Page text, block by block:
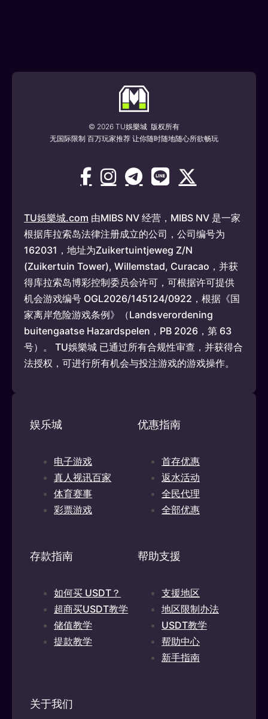
© 2026 TU娛樂城 版权所有
无国际限制 百万玩家推荐 让你随时随地随心所欲畅玩
TU娛樂城.com 由MIBS NV 经营，MIBS NV 是一家
根据库拉索岛法律注册成立的公司，公司编号为
162031，地址为Zuikertuintjeweg Z/N
(Zuikertuin Tower), Willemstad, Curacao，并获
得库拉索岛博彩控制委员会许可，可根据许可提供
机会游戏编号 OGL2026/145124/0922，根据《国
家离岸危险游戏条例》（Landsverordening
buitengaatse Hazardspelen，PB 2026，第 63
号）。 TU娛樂城 已通过所有合规性审查，并获得合
法授权，可进行所有机会与投注游戏的游戏操作。
娱乐城
电子游戏
真人视讯百家
体育赛事
彩票游戏
优惠指南
首存优惠
返水活动
全民代理
全部优惠
存款指南
如何买 USDT？
超商买USDT教学
储值教学
提款教学
帮助支援
支援地区
地区限制办法
USDT教学
帮助中心
新手指南
关于我们